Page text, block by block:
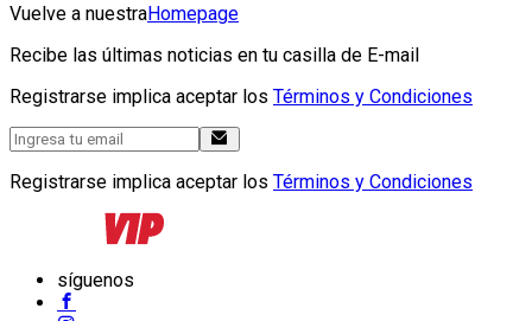
Vuelve a nuestraHomepage
Recibe las últimas noticias en tu casilla de E-mail
Registrarse implica aceptar los Términos y Condiciones
Registrarse implica aceptar los Términos y Condiciones
síguenos